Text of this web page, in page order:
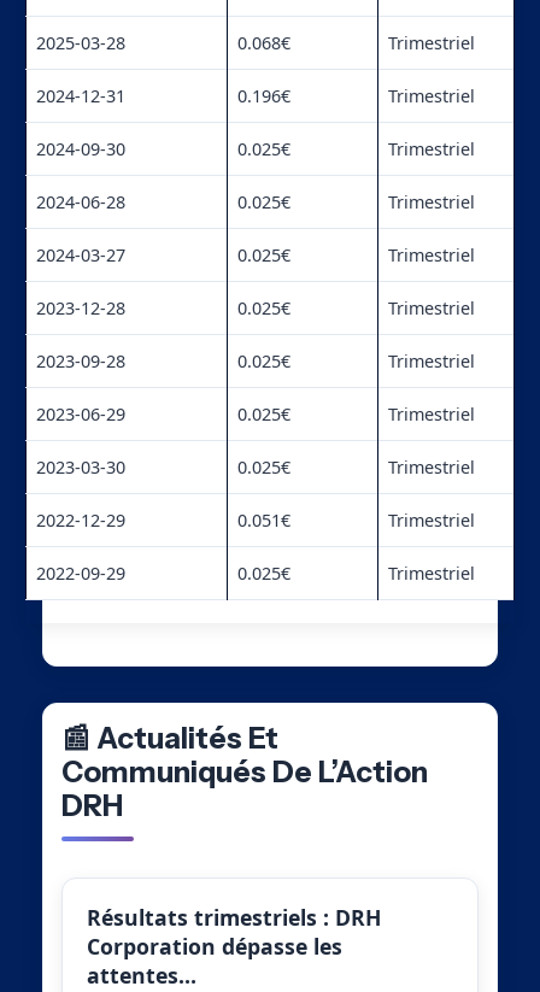
2025-03-28 0.068€ Trimestriel
2024-12-31 0.196€ Trimestriel
2024-09-30 0.025€ Trimestriel
2024-06-28 0.025€ Trimestriel
2024-03-27 0.025€ Trimestriel
2023-12-28 0.025€ Trimestriel
2023-09-28 0.025€ Trimestriel
2023-06-29 0.025€ Trimestriel
2023-03-30 0.025€ Trimestriel
2022-12-29 0.051€ Trimestriel
2022-09-29 0.025€ Trimestriel
📰 Actualités Et
Communiqués De L’Action
DRH
Résultats trimestriels : DRH
Corporation dépasse les
attentes…